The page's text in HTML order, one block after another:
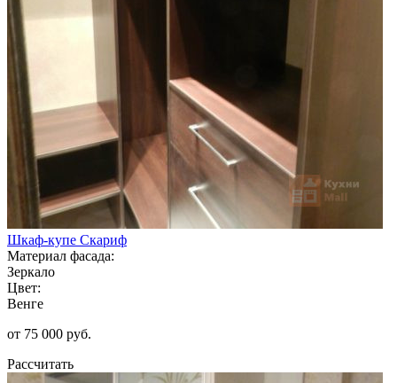
Шкаф-купе Скариф
Материал фасада:
Зеркало
Цвет:
Венге
от 75 000 руб.
Рассчитать